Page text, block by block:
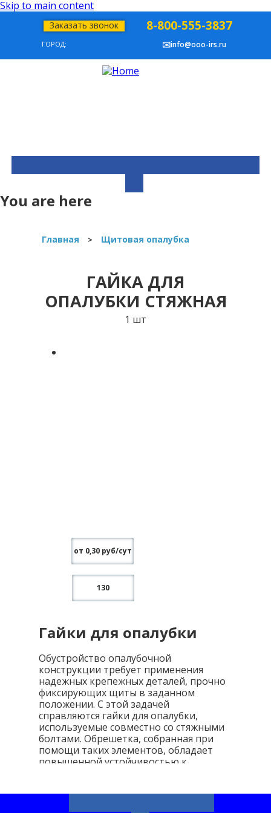
Skip to main content
Заказать звонок 8-800-555-3837
✉️info@ooo-irs.ru
ГОРОД:
You are here
Главная > Щитовая опалубка
ГАЙКА ДЛЯ
ОПАЛУБКИ СТЯЖНАЯ
1 шт
от 0,30 руб/сут
130
Гайки для опалубки
Обустройство опалубочной
конструкции требует применения
надежных крепежных деталей, прочно
фиксирующих щиты в заданном
положении. С этой задачей
справляются гайки для опалубки,
используемые совместно со стяжными
болтами. Обрешетка, собранная при
помощи таких элементов, обладает
повышенной устойчивостью к
монолитное полотно получается